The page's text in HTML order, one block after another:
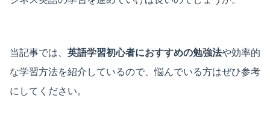
当記事では、 英語学習初心者におすすめの勉強法や効率的
な学習方法を紹介しているので、悩んでいる方はぜひ参考
にしてください。